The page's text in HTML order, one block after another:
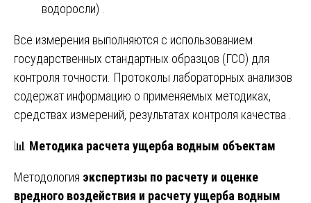
водоросли) .
Все измерения выполняются с использованием
государственных стандартных образцов (ГСО) для
контроля точности. Протоколы лабораторных анализов
содержат информацию о применяемых методиках,
средствах измерений, результатах контроля качества .
📊 Методика расчета ущерба водным объектам
Методология экспертизы по расчету и оценке
вредного воздействия и расчету ущерба водным